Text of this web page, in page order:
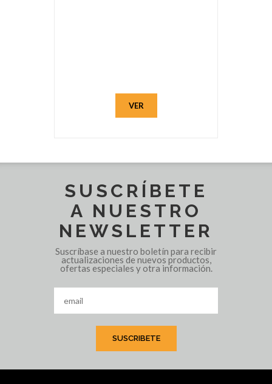
VER
SUSCRÍBETE
A NUESTRO
NEWSLETTER
Suscríbase a nuestro boletín para recibir
actualizaciones de nuevos productos,
ofertas especiales y otra información.
SUSCRIBETE